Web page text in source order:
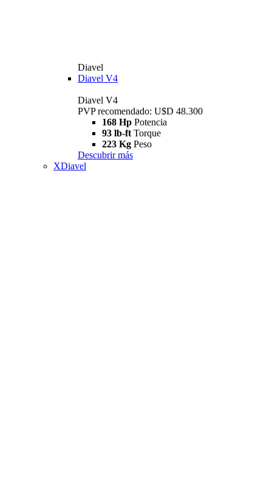
Diavel
Diavel V4
Diavel V4
PVP recomendado: U$D 48.300
168 Hp Potencia
93 lb-ft Torque
223 Kg Peso
Descubrir más
XDiavel